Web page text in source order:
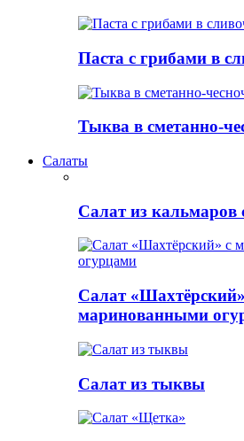
Паста с грибами в
Тыква в сметанно-
Салаты
Салат из
Салат
маринованными
Салат из тыквы